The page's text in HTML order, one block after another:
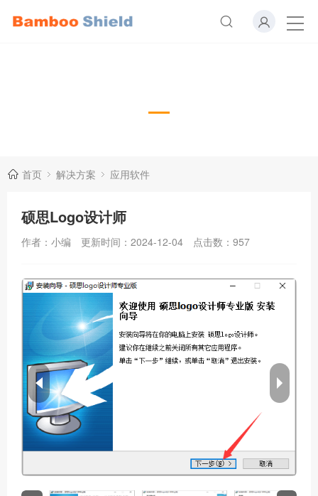
首页 解决方案 应用软件
硕思Logo设计师
作者：小编 更新时间：2024-12-04 点击数： 957